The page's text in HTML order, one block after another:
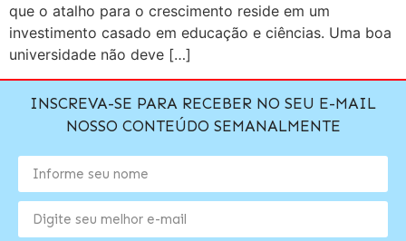
que o atalho para o crescimento reside em um
investimento casado em educação e ciências. Uma boa
universidade não deve […]
INSCREVA-SE PARA RECEBER NO SEU E-MAIL
NOSSO CONTEÚDO SEMANALMENTE